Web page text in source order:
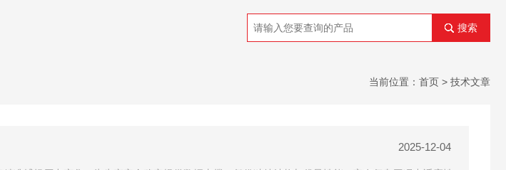
搜索
当前位置： 首页 > 技术文章
2025-12-04